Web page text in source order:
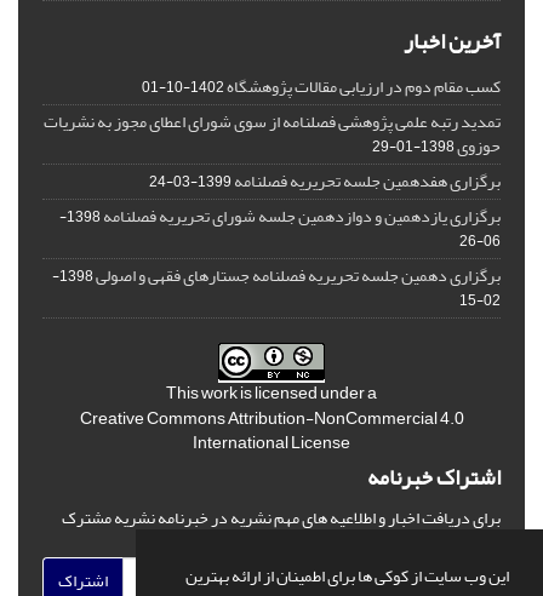
این وب سایت از کوکی ها برای اطمینان از ارائه بهترین
آخرین اخبار
کسب مقام دوم در ارزیابی مقالات پژوهشگاه1402-10-01
تمدید رتبه علمی پژوهشی فصلنامه از سوی شورای اعطای مجوز به نشریات
حوزوی1398-01-29
برگزاری هفدهمین جلسه تحریریه فصلنامه1399-03-24
برگزاری یازدهمین و دوازدهمین جلسه شورای تحریریه فصلنامه
1398-
06-26
برگزاری دهمین جلسه تحریریه فصلنامه جستارهای فقهی و اصولی
1398-
02-15
This work is licensed under a
Creative Commons Attribution-NonCommercial 4.0
International License
اشتراک خبرنامه
برای دریافت اخبار و اطلاعیه های مهم نشریه در خبرنامه نشریه مشترک
اشتراک